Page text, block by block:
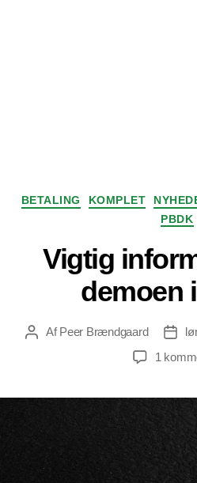
BETALING KOMPLET
PBDK
Vigtig
demoen
Indlægsforfatter
AfPeer Brændgaard
1